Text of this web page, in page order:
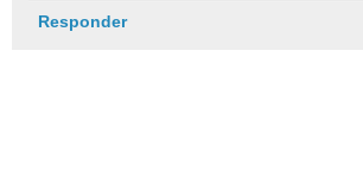
Responder